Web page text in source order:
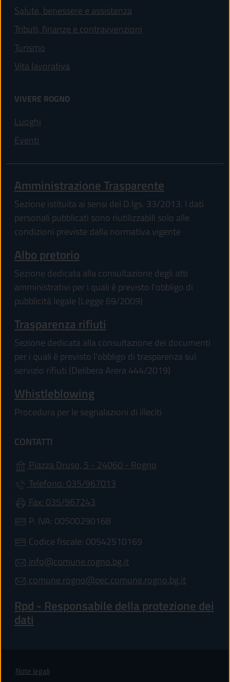
Salute, benessere e assistenza
Tributi, finanze e contravvenzioni
Turismo
Vita lavorativa
VIVERE ROGNO
Luoghi
Eventi
Amministrazione Trasparente
Sezione istituita ai sensi del D.lgs. 33/2013. I dati
personali pubblicati sono riutilizzabili solo alle
condizioni previste dalla normativa vigente
Albo pretorio
Sezione dedicata alla consultazione degli atti
amministrativi per i quali è previsto l'obbligo di
pubblicità legale (Legge 69/2009)
Trasparenza rifiuti
Sezione dedicata alla consultazione dei documenti
per i quali è previsto l'obbligo di trasparenza sul
servizio rifiuti (Delibera Arera 444/2019)
Whistleblowing
Procedura per le segnalazioni di illeciti
CONTATTI
Piazza Druso, 5 - 24060 - Rogno
Telefono: 035/967013
Fax: 035/967243
P. IVA: 00500290168
Codice fiscale: 00542510169
info@comune.rogno.bg.it
comune.rogno@pec.comune.rogno.bg.it
Rpd - Responsabile della protezione dei
dati
Note legali